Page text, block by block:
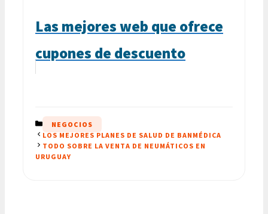
Las mejores web que ofrece
cupones de descuento
CATEGORÍAS
NEGOCIOS
LOS MEJORES PLANES DE SALUD DE BANMÉDICA
TODO SOBRE LA VENTA DE NEUMÁTICOS EN
URUGUAY